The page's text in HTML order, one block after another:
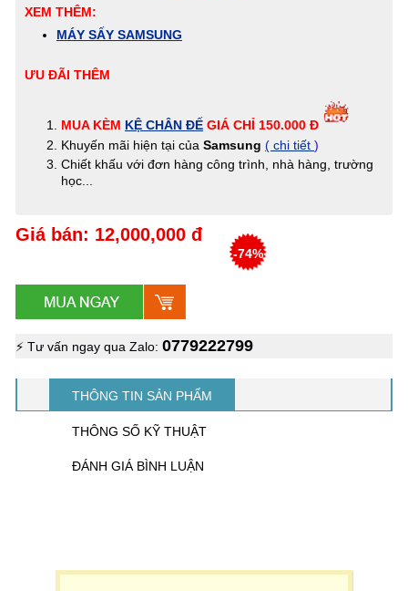
XEM THÊM:
MÁY SẤY SAMSUNG
ƯU ĐÃI THÊM
MUA KÈM KỆ CHÂN ĐẾ GIÁ CHỈ 150.000 Đ
Khuyến mãi hiện tại của Samsung ( chi tiết )
Chiết khấu với đơn hàng công trình, nhà hàng, trường
học...
Giá bán: 12,000,000 đ
-74%
⚡ Tư vấn ngay qua Zalo: 0779222799
THÔNG TIN SẢN PHẨM
THÔNG SỐ KỸ THUẬT
ĐÁNH GIÁ BÌNH LUẬN